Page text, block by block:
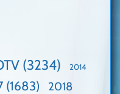
(3234) 2014
(1683)
2018